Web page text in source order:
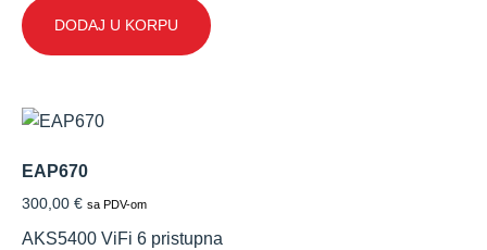
DODAJ U KORPU
EAP670
300,00 € sa PDV-om
AKS5400 ViFi 6 pristupna